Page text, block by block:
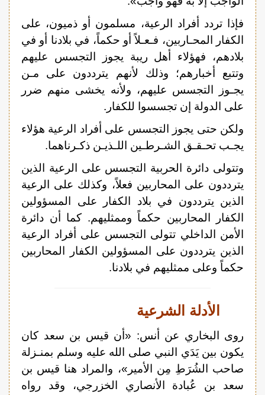
فإذا تردد أفراد الرعية، مسلمون أو ذميون، على
الكفار المحـاربين، فـعـلاً أو حكماً، في بلادنا أو في
بلادهم، فهؤلاء أهل ريبة يجوز التجسس عليهم
وتتبع أخبارهم؛ وذلك لأنهم يترددون على مـن
يجـوز التجسس عليهم، ولأنه يخشى منهم ضرر
على الدولة إن تجسسوا للكفار.
ولكن حتى يجوز التجسس على أفراد الرعية هؤلاء
يجـب تحـقـق الشـرطـين اللـذيـن ذكـرناهما.
وتتولى دائرة الحربية التجسس على الرعية الذين
يترددون على المحاربين فعلاً، وكذلك على الرعية
الذين يترددون في بلاد الكفار على المسؤولين
الكفار المحاربين حكماً وممثليهم. كما أن دائرة
الأمن الداخلي تتولى التجسس على أفراد الرعية
الذين يترددون على المسؤولين الكفار المحاربين
حكماً وعلى ممثليهم في بلادنا.
الأدلة الشرعية
روى البخاري عن أنس: «أن قيس بن سعد كان
يكون بين يَدَي النبي صلى الله عليه وسلم بمنـزلة
صاحب الشُرَطِ مِن الأمير»، والمراد هنا قيس بن
سعد بن عُبادة الأنصاري الخزرجي، وقد رواه